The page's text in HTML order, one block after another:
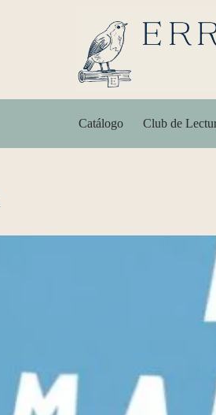
Catálogo Club de